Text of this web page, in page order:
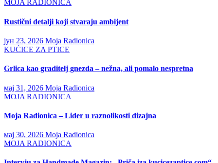
MOJA RADIONICA
Rustični detalji koji stvaraju ambijent
јун 23, 2026 Moja Radionica
KUĆICE ZA PTICE
Grlica kao graditelj gnezda – nežna, ali pomalo nespretna
мај 31, 2026 Moja Radionica
MOJA RADIONICA
Moja Radionica – Lider u raznolikosti dizajna
мај 30, 2026 Moja Radionica
MOJA RADIONICA